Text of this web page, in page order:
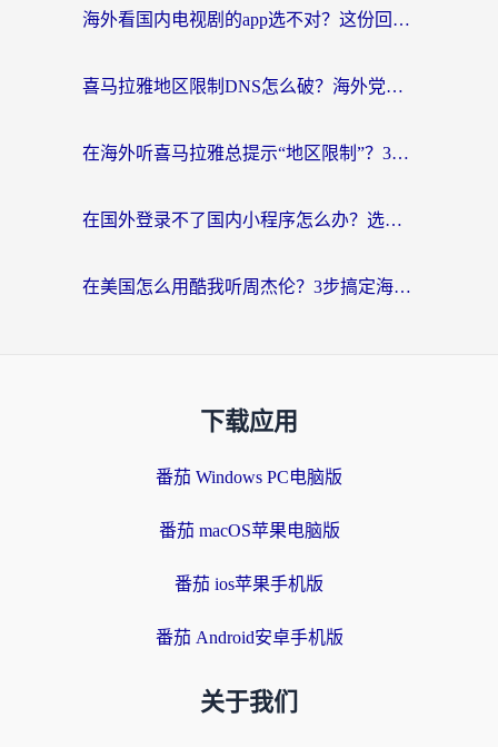
海外看国内电视剧的app选不对？这份回国加速器避坑指南帮你流畅追剧
喜马拉雅地区限制DNS怎么破？海外党听国内音乐听书的终极解决方案
在海外听喜马拉雅总提示“地区限制”？3步轻松解除+听国内音乐全攻略
在国外登录不了国内小程序怎么办？选对回国加速器，轻松解锁国内资源
在美国怎么用酷我听周杰伦？3步搞定海外听歌难题
下载应用
番茄 Windows PC电脑版
番茄 macOS苹果电脑版
番茄 ios苹果手机版
番茄 Android安卓手机版
关于我们